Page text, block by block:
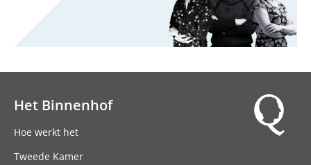
Het Binnenhof
Hoe werkt het
Tweede Kamer